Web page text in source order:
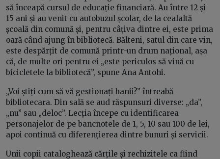
să înceapă cursul de educație financiară. Au între 12 și
15 ani și au venit cu autobuzul școlar, de la cealaltă
școală din comună și, pentru câțiva dintre ei, este prima
oară când ajung în bibliotecă. Bălteni, satul din care vin,
este despărțit de comună printr-un drum național, așa
că, de multe ori pentru ei „este periculos să vină cu
bicicletele la bibliotecă”, spune Ana Antohi.
„Voi știți cum să vă gestionați banii?” întreabă
bibliotecara. Din sală se aud răspunsuri diverse: „da”,
„nu” sau „deloc”. Lecția începe cu identificarea
personajelor de pe bancnotele de 1, 5, 10 sau 100 de lei,
apoi continuă cu diferențierea dintre bunuri și servicii.
Unii copii cataloghează cărțile și rechizitele ca fiind